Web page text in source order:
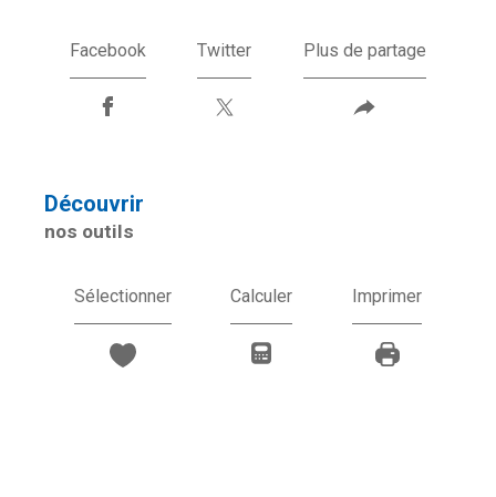
Facebook Twitter Plus de partage
découvrir
nos outils
Sélectionner Calculer Imprimer